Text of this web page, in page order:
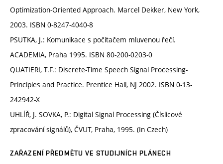
Optimization-Oriented Approach. Marcel Dekker, New York,
2003. ISBN 0-8247-4040-8
PSUTKA, J.: Komunikace s počítačem mluvenou řečí.
ACADEMIA, Praha 1995. ISBN 80-200-0203-0
QUATIERI, T.F.: Discrete-Time Speech Signal Processing-
Principles and Practice. Prentice Hall, NJ 2002. ISBN 0-13-
242942-X
UHLÍŘ, J. SOVKA, P.: Digital Signal Processing (Číslicové
zpracování signálů), ČVUT, Praha, 1995. (In Czech)
ZAŘAZENÍ PŘEDMĚTU VE STUDIJNÍCH PLÁNECH